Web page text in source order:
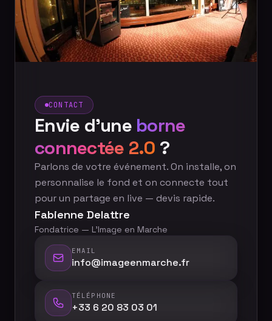
CONTACT
Envie d'une borne
connectée 2.0 ?
Parlons de votre événement. On installe, on
personnalise le fond et on connecte tout
pour un partage en live — devis rapide.
Fabienne Delattre
Fondatrice — L'Image en Marche
EMAIL
info@imageenmarche.fr
TÉLÉPHONE
+33 6 20 83 03 01